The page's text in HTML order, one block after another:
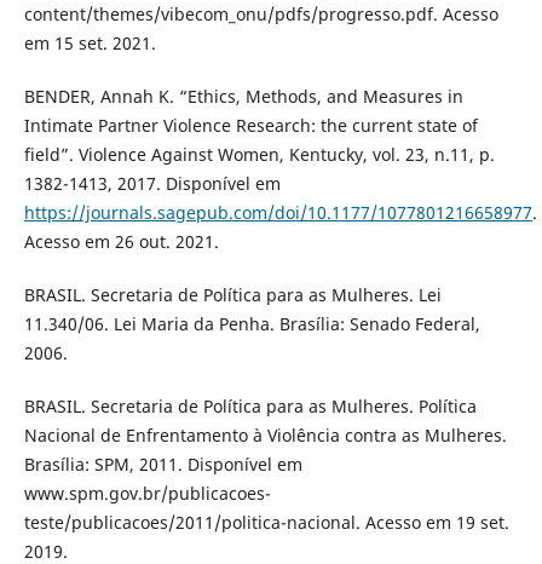
content/themes/vibecom_onu/pdfs/progresso.pdf. Acesso
em 15 set. 2021.
BENDER, Annah K. “Ethics, Methods, and Measures in
Intimate Partner Violence Research: the current state of
field”. Violence Against Women, Kentucky, vol. 23, n.11, p.
1382-1413, 2017. Disponível em
https://journals.sagepub.com/doi/10.1177/1077801216658977.
Acesso em 26 out. 2021.
BRASIL. Secretaria de Política para as Mulheres. Lei
11.340/06. Lei Maria da Penha. Brasília: Senado Federal,
2006.
BRASIL. Secretaria de Política para as Mulheres. Política
Nacional de Enfrentamento à Violência contra as Mulheres.
Brasília: SPM, 2011. Disponível em
www.spm.gov.br/publicacoes-
teste/publicacoes/2011/politica-nacional. Acesso em 19 set.
2019.